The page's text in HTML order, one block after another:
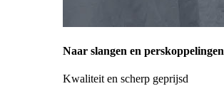
Naar slangen en perskoppelingen
Kwaliteit en scherp geprijsd